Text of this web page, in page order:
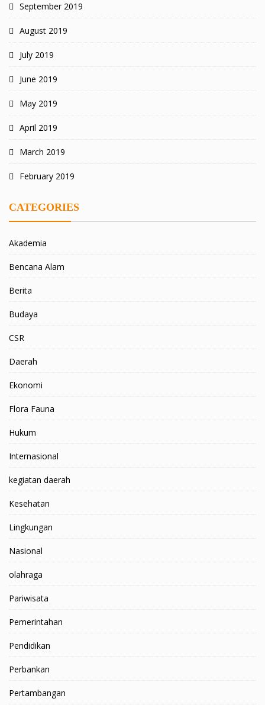
September 2019
August 2019
July 2019
June 2019
May 2019
April 2019
March 2019
February 2019
CATEGORIES
Akademia
Bencana Alam
Berita
Budaya
CSR
Daerah
Ekonomi
Flora Fauna
Hukum
Internasional
kegiatan daerah
Kesehatan
Lingkungan
Nasional
olahraga
Pariwisata
Pemerintahan
Pendidikan
Perbankan
Pertambangan